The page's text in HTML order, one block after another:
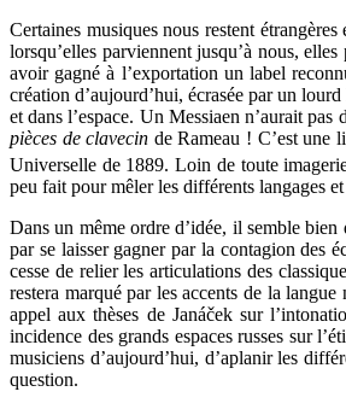
Certaines musiques nous restent
lorsqu’elles parviennent jusqu’à nous,
avoir gagné à l’exportation un label
création d’aujourd’hui, écrasée par un
et dans l’espace. Un Messiaen n’aurait
pièces de clavecin de Rameau ! C’est une
Universelle de 1889. Loin de toute
peu fait pour mêler les différents langages
Dans un même ordre d’idée, il semble
par se laisser gagner par la contagion des
cesse de relier les articulations des
restera marqué par les accents de la
appel aux thèses de Janáček sur
incidence des grands espaces russes sur
musiciens d’aujourd’hui, d’aplanir les
question.